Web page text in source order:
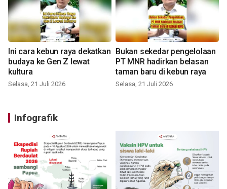
Ini cara kebun raya dekatkan
budaya ke Gen Z lewat
kultura
Selasa, 21 Juli 2026
Bukan sekedar pengelolaan
PT MNR hadirkan belasan
taman baru di kebun raya
Selasa, 21 Juli 2026
Infografik